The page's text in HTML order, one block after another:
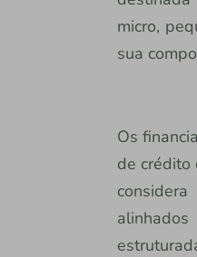
micro,
sua
Os
de crédito